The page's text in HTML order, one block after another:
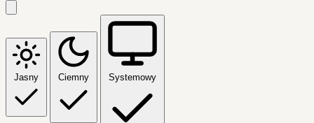
Jasny Ciemny Systemowy